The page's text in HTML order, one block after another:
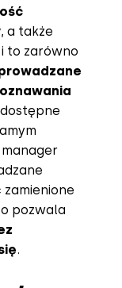
, a także
i to zarówno
pozwala
.